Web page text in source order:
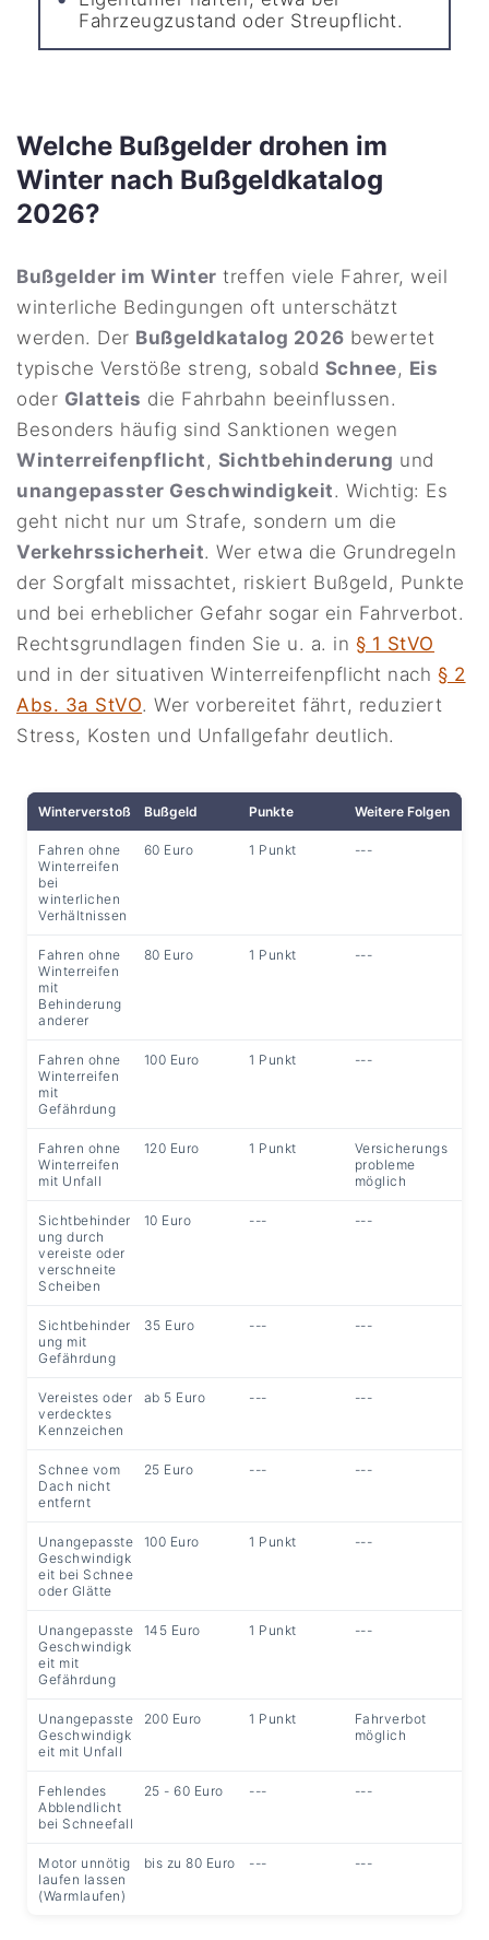
Fahrzeugzustand oder Streupflicht.
Welche Bußgelder drohen im
Winter nach Bußgeldkatalog
2026?
Bußgelder im Winter treffen viele Fahrer, weil
winterliche Bedingungen oft unterschätzt
werden. Der Bußgeldkatalog 2026 bewertet
typische Verstöße streng, sobald Schnee, Eis
oder Glatteis die Fahrbahn beeinflussen.
Besonders häufig sind Sanktionen wegen
Winterreifenpflicht, Sichtbehinderung und
unangepasster Geschwindigkeit. Wichtig: Es
geht nicht nur um Strafe, sondern um die
Verkehrssicherheit. Wer etwa die Grundregeln
der Sorgfalt missachtet, riskiert Bußgeld, Punkte
und bei erheblicher Gefahr sogar ein Fahrverbot.
Rechtsgrundlagen finden Sie u. a. in § 1 StVO
und in der situativen Winterreifenpflicht nach § 2
Abs. 3a StVO. Wer vorbereitet fährt, reduziert
Stress, Kosten und Unfallgefahr deutlich.
Winterverstoß Bußgeld Punkte Weitere Folgen
Fahren ohne
Winterreifen
bei
winterlichen
Verhältnissen
60 Euro 1 Punkt ---
Fahren ohne
Winterreifen
mit
Behinderung
anderer
80 Euro 1 Punkt ---
Fahren ohne
Winterreifen
mit
Gefährdung
100 Euro 1 Punkt ---
Fahren ohne
Winterreifen
mit Unfall
120 Euro 1 Punkt
Versicherungs
probleme
möglich
Sichtbehinder
ung durch
vereiste oder
verschneite
Scheiben
10 Euro --- ---
Sichtbehinder
ung mit
Gefährdung
35 Euro --- ---
Vereistes oder
verdecktes
Kennzeichen
ab 5 Euro --- ---
Schnee vom
Dach nicht
entfernt
25 Euro --- ---
Unangepasste
Geschwindigk
eit bei Schnee
oder Glätte
100 Euro 1 Punkt ---
Unangepasste
Geschwindigk
eit mit
Gefährdung
145 Euro 1 Punkt ---
Unangepasste
Geschwindigk
eit mit Unfall
200 Euro 1 Punkt
Fahrverbot
möglich
Fehlendes
Abblendlicht
bei Schneefall
25 - 60 Euro --- ---
Motor unnötig
laufen lassen
(Warmlaufen)
bis zu 80 Euro --- ---